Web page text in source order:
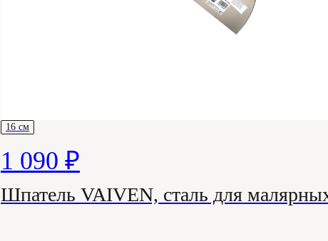
16 см
1 090 ₽
Шпатель VAIVEN, сталь для